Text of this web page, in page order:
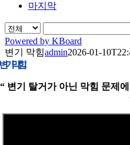
마지막
Powered by KBoard
변기 막힘admin2026-01-
기 막힘!
“ 변기 탈거가 아닌 막힘 문제